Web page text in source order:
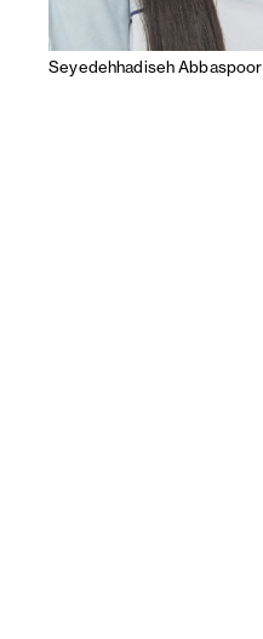
Seyedehhadiseh Abbaspoor